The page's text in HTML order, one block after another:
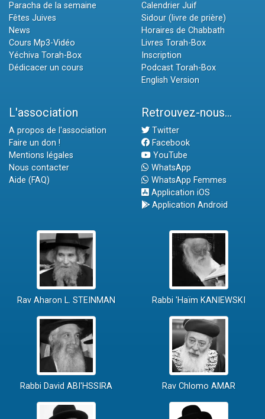
Paracha de la semaine
Fêtes Juives
News
Cours Mp3-Vidéo
Yéchiva Torah-Box
Dédicacer un cours
Calendrier Juif
Sidour (livre de prière)
Horaires de Chabbath
Livres Torah-Box
Inscription
Podcast Torah-Box
English Version
L'association
A propos de l'association
Faire un don !
Mentions légales
Nous contacter
Aide (FAQ)
Retrouvez-nous...
Twitter
Facebook
YouTube
WhatsApp
WhatsApp Femmes
Application iOS
Application Android
Rav Aharon L. STEINMAN Rabbi 'Haïm KANIEWSKI
Rabbi David ABI'HSSIRA Rav Chlomo AMAR